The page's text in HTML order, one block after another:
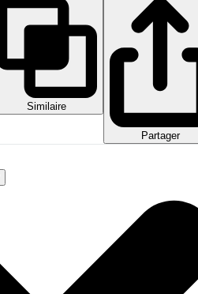
Similaire
Partager